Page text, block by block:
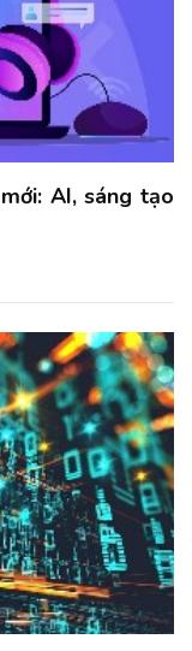
AI, sáng tạo